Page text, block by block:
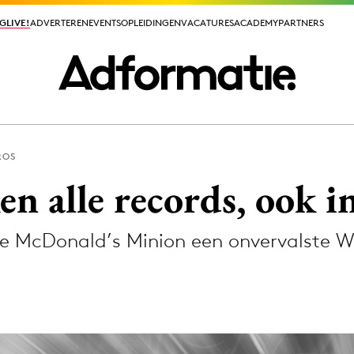
ADVERTERENEVENTSOPLEIDINGENVACATURESACADEMYPARTNERS
ADVERTERENEVENTSOPLEIDINGENVACATURESACADEMYPARTNERS
PR
alle records, ook
McDonald’s Minion een onvervalste